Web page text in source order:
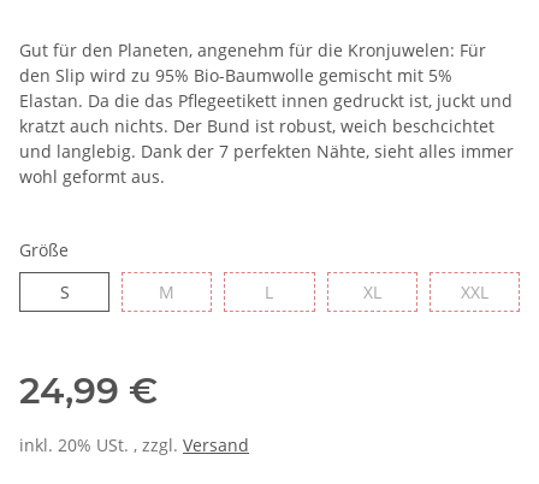
Gut für den Planeten, angenehm für die Kronjuwelen: Für
den Slip wird zu 95% Bio-Baumwolle gemischt mit 5%
Elastan. Da die das Pflegeetikett innen gedruckt ist, juckt und
kratzt auch nichts. Der Bund ist robust, weich beschcichtet
und langlebig. Dank der 7 perfekten Nähte, sieht alles immer
wohl geformt aus.
Größe
SS M L XL XXL
24,99 €
inkl. 20% USt. , zzgl. Versand